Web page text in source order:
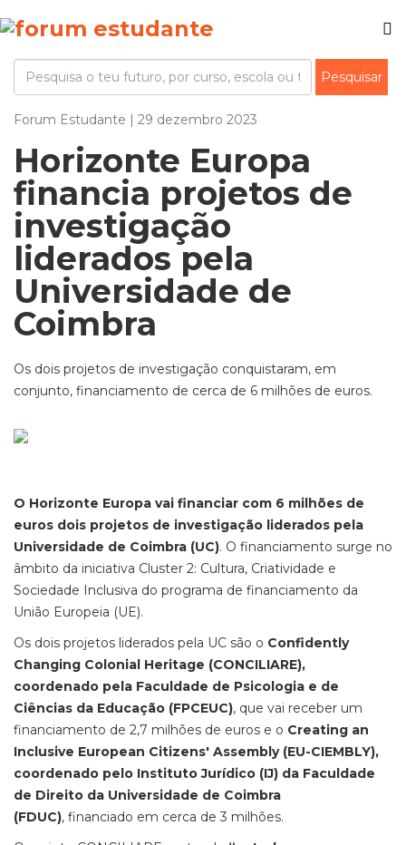
Forum Estudante | 29 dezembro 2023
Horizonte Europa
financia projetos de
investigação
liderados pela
Universidade de
Coimbra
Os dois projetos de investigação conquistaram, em
conjunto, financiamento de cerca de 6 milhões de euros.
O Horizonte Europa vai financiar com 6 milhões de
euros dois projetos de investigação liderados pela
Universidade de Coimbra (UC). O financiamento surge no
âmbito da iniciativa Cluster 2: Cultura, Criatividade e
Sociedade Inclusiva do programa de financiamento da
União Europeia (UE).
Os dois projetos liderados pela UC são o Confidently
Changing Colonial Heritage (CONCILIARE),
coordenado pela Faculdade de Psicologia e de
Ciências da Educação (FPCEUC), que vai receber um
financiamento de 2,7 milhões de euros e o Creating an
Inclusive European Citizens' Assembly (EU-CIEMBLY),
coordenado pelo Instituto Jurídico (IJ) da Faculdade
de Direito da Universidade de Coimbra
(FDUC), financiado em cerca de 3 milhões.